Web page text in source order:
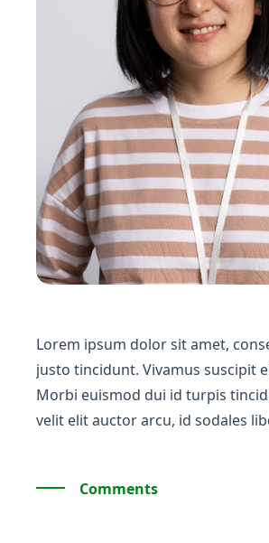
Lorem ipsum dolor sit amet,
justo tincidunt. Vivamus suscipit
Morbi euismod dui id turpis
velit elit auctor arcu, id sodales
Comments